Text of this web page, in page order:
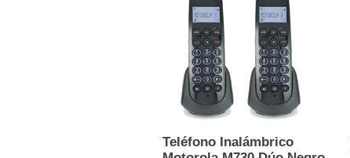
Teléfono Inalámbrico